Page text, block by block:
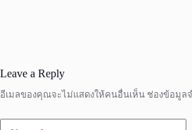
Leave a Reply
อีเมลของคุณจะไม่แสดงให้คนอื่นเห็น ช่องข้อมูล